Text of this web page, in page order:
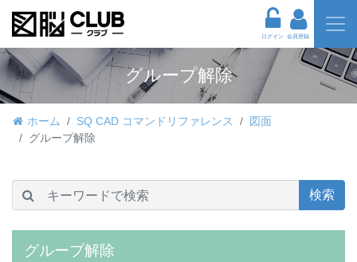
ログイン 会員登録
グループ解除
ホーム SQ CAD コマンドリファレンス
図面
グループ解除
検索
グループ解除